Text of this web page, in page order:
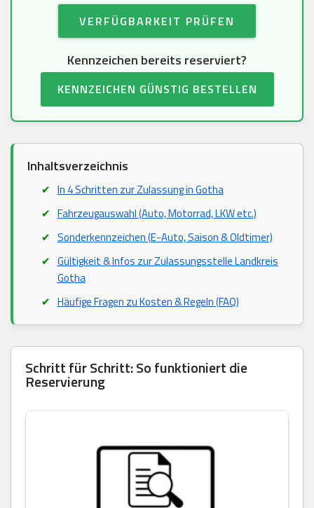
VERFÜGBARKEIT PRÜFEN
Kennzeichen bereits reserviert?
KENNZEICHEN GÜNSTIG BESTELLEN
Inhaltsverzeichnis
In 4 Schritten zur Zulassung in Gotha
Fahrzeugauswahl (Auto, Motorrad, LKW etc.)
Sonderkennzeichen (E-Auto, Saison & Oldtimer)
Gültigkeit & Infos zur Zulassungsstelle Landkreis
Gotha
Häufige Fragen zu Kosten & Regeln (FAQ)
Schritt für Schritt: So funktioniert die
Reservierung